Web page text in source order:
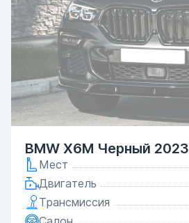
BMW X6M Черный 2023
Мест
Двигатель
Трансмиссия